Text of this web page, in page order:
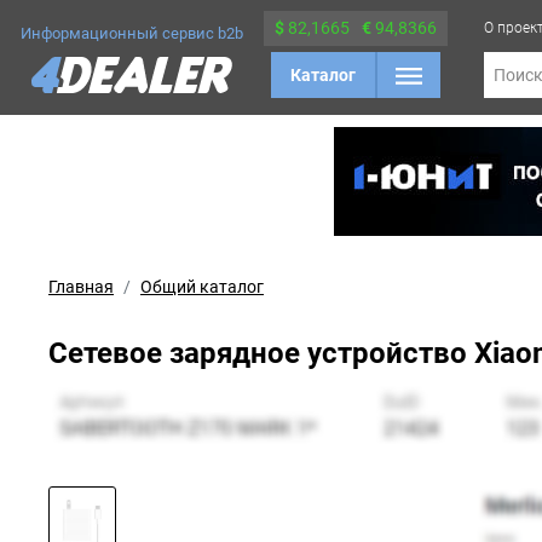
Информационный сервис b2b $ 82,1665 €94,8366
Каталог
О
Поиск
Главная Общий каталог
Сетевое зарядное устройство